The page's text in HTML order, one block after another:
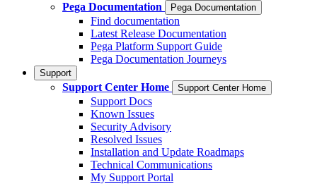
Pega Documentation
Pega Documentation
Find documentation
Latest Release Documentation
Pega Platform Support Guide
Pega Documentation Journeys
Support
Support Center Home Support Center Home
Support Docs
Known Issues
Security Advisory
Resolved Issues
Installation and Update Roadmaps
Technical Communications
My Support Portal